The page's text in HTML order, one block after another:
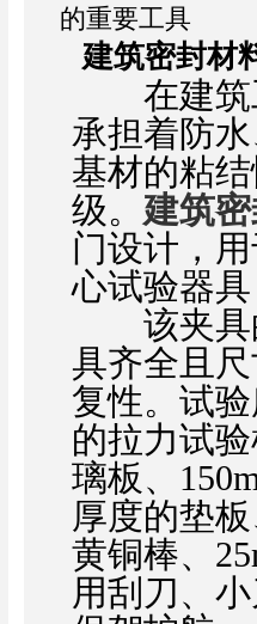
的重要工具
建筑密封材
在建筑工
承担着防
基材的粘
级。 建筑
门设计，
心试验器
该夹具的
具齐全且
复性。试
的拉力试
璃板、
厚度的垫
黄铜棒、
用刮刀、